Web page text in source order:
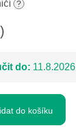
?
do: 11.8.2026
do košíku